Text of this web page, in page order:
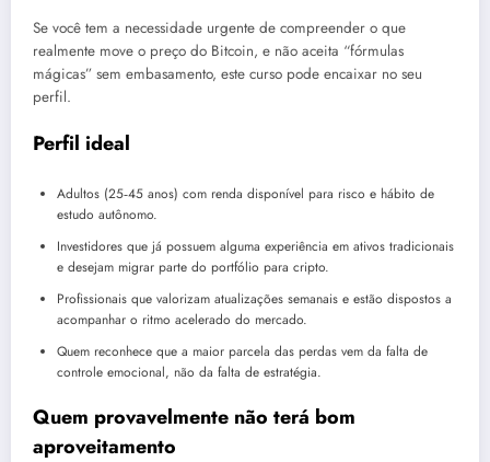
Se você tem a necessidade urgente de compreender o que
realmente move o preço do Bitcoin, e não aceita “fórmulas
mágicas” sem embasamento, este curso pode encaixar no seu
perfil.
Perfil ideal
Adultos (25‑45 anos) com renda disponível para risco e hábito de
estudo autônomo.
Investidores que já possuem alguma experiência em ativos tradicionais
e desejam migrar parte do portfólio para cripto.
Profissionais que valorizam atualizações semanais e estão dispostos a
acompanhar o ritmo acelerado do mercado.
Quem reconhece que a maior parcela das perdas vem da falta de
controle emocional, não da falta de estratégia.
Quem provavelmente não terá bom
aproveitamento